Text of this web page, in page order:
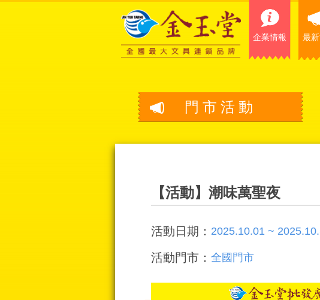
企業情報 最
門市活動
【活動】潮味萬聖夜
活動日期： 2025.10.01 ~
活動門市： 全國門市